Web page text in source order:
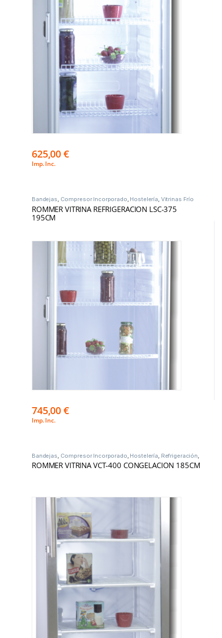
625,00€
Imp. Inc.
Bandejas, Compresor Incorporado, Hostelería, Vitrinas Frío
ROMMER VITRINA REFRIGERACION LSC-375
195CM
745,00€
Imp. Inc.
Bandejas Compresor Incorporado Hostelería Refrigeración
Vitrinas Frío
ROMMER VITRINA VCT-400 CONGELACION 185CM